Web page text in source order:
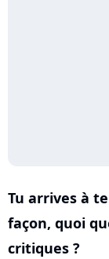
Tu arrives à
façon, quoi
critiques ?